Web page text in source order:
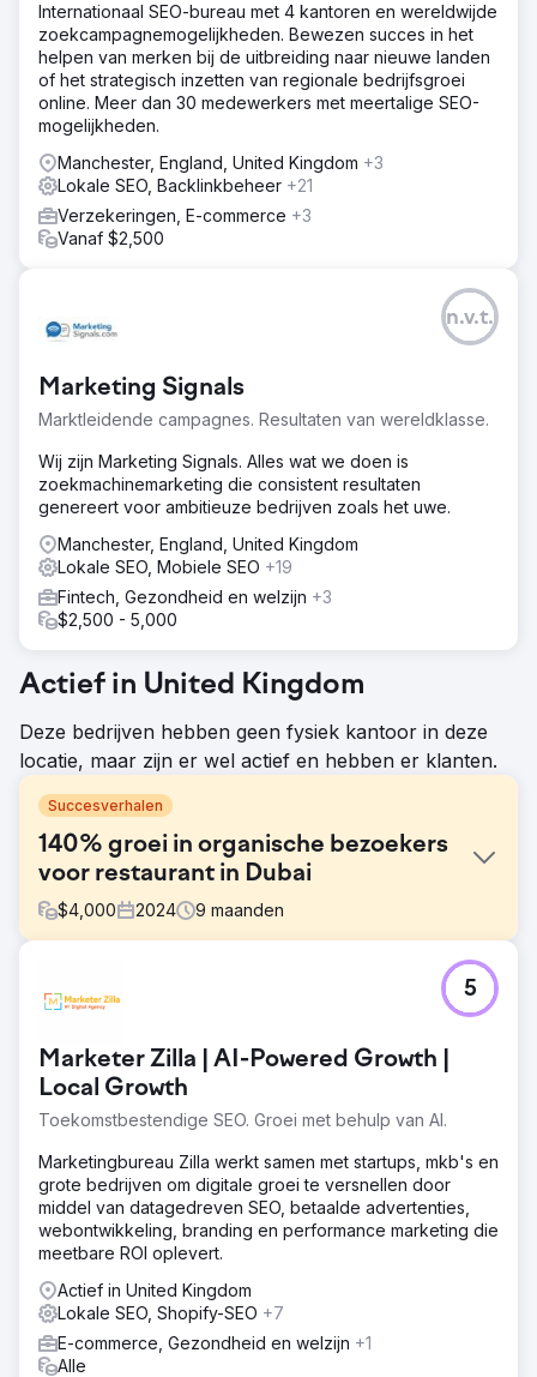
Internationaal SEO-bureau met 4 kantoren en wereldwijde
zoekcampagnemogelijkheden. Bewezen succes in het
helpen van merken bij de uitbreiding naar nieuwe landen
of het strategisch inzetten van regionale bedrijfsgroei
online. Meer dan 30 medewerkers met meertalige SEO-
mogelijkheden.
Manchester, England, United Kingdom +3
Lokale SEO, Backlinkbeheer +21
Verzekeringen, E-commerce +3
Vanaf $2,500
Marketing Signals
Marktleidende campagnes. Resultaten van wereldklasse.
n.v.t.
Wij zijn Marketing Signals. Alles wat we doen is
zoekmachinemarketing die consistent resultaten
genereert voor ambitieuze bedrijven zoals het uwe.
Manchester, England, United Kingdom
Lokale SEO, Mobiele SEO +19
Fintech, Gezondheid en welzijn +3
$2,500 - 5,000
Actief in United Kingdom
Deze bedrijven hebben geen fysiek kantoor in deze
locatie, maar zijn er wel actief en hebben er klanten.
Succesverhalen
140% groei in organische bezoekers
voor restaurant in Dubai
$4,000 2024 9 maanden
Onze klant, een luxe restaurant in het centrum van Dubai,
had al een indrukwekkende locatie en een trouwe
ze niet goed vindbaar waar het er het meest toe deed:
Google. We hebben direct een audit uitgevoerd en de
zichtbaarheid voor lokale zoektermen zoals "rooftopbar
Dubai" en "privé-evenementenlocatie Dubai". Beperkte
of onvoldoende geoptimaliseerde websitecontent. Lage
domeinautoriteit en weinig backlinks.
Oplossing
Voordat we aan de optimalisatie begonnen, voerden we
een uitgebreide SEO-audit uit om knelpunten in de
prestaties en kansen voor snelle verbeteringen te
identificeren. We losten indexeringsproblemen op,
optimaliseerden de laadsnelheid van pagina's en
verbeterden de interne links om Google te helpen de site
Marketer Zilla | AI-Powered Growth |
Local Growth
Toekomstbestendige SEO. Groei met behulp van AI.
5
Marketingbureau Zilla werkt samen met startups, mkb's en
grote bedrijven om digitale groei te versnellen door
middel van datagedreven SEO, betaalde advertenties,
webontwikkeling, branding en performance marketing die
meetbare ROI oplevert.
Actief in United Kingdom
Lokale SEO, Shopify-SEO +7
E-commerce, Gezondheid en welzijn +1
Alle